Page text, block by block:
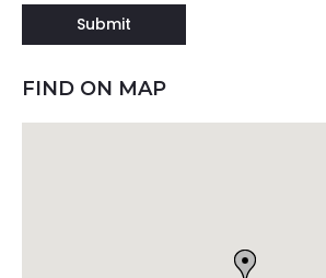
FIND ON MAP